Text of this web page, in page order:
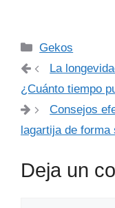
Categorías
Gekos
La
¿Cuánto tiempo
Consejos
lagartija de forma
Deja un